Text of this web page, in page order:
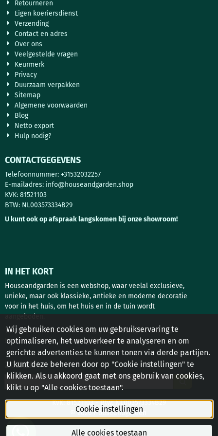
Retourneren
Eigen koeriersdienst
Verzending
Contact en adres
Over ons
Veelgestelde vragen
Keurmerk
Privacy
Duurzaam verpakken
Sitemap
Algemene voorwaarden
Blog
Netto export
Hulp nodig?
CONTACTGEGEVENS
Telefoonnummer: +31532032257
E-mailadres: info@houseandgarden.shop
KVK: 81521103
BTW: NL003573334B29
U kunt ook op afspraak langskomen bij onze showroom!
IN HET KORT
Houseandgarden is een webshop, waar veelal exclusieve,
unieke, maar ook klassieke, antieke en moderne decoratie
voor in het huis, om het huis en in de tuin wordt
aangeboden.
Tuindecoratie, interieur design, deurbeslag en antieke
bouwstoffen zijn de belangrijkste rubrieken!
ZOEKEN
Zoeken
KvK: 81521103 - Btw: NL003573334B29
© 2026 Houseandgarden
Wij gebruiken cookies om uw gebruikservaring te
optimaliseren, het webverkeer te analyseren en om
gerichte advertenties te kunnen tonen via derde partijen.
U kunt deze beheren door op "Cookie instellingen" te
klikken. Als u akkoord gaat met ons gebruik van cookies,
klikt u op "Alle cookies toestaan".
Cookie instellingen
Alle cookies toestaan